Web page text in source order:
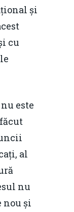
și
cu
este
al
nu
nou și